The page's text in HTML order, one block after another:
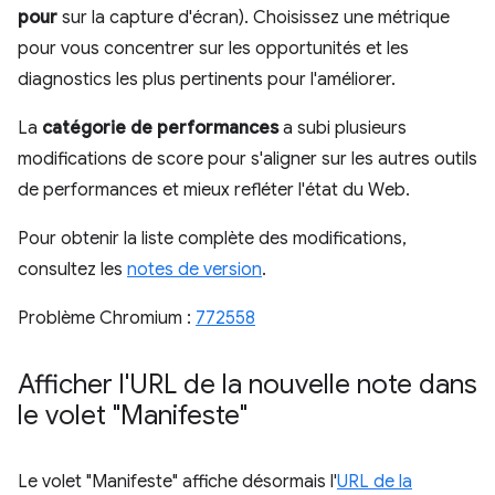
pour sur la capture d'écran). Choisissez une métrique
pour vous concentrer sur les opportunités et les
diagnostics les plus pertinents pour l'améliorer.
La catégorie de performancesa subi plusieurs
modifications de score pour s'aligner sur les autres outils
de performances et mieux refléter l'état du Web.
Pour obtenir la liste complète des modifications,
consultez les notes de version.
Problème Chromium : 772558
Afficher l'URL de la nouvelle note dans
le volet "Manifeste"
Le volet "Manifeste" affiche désormais l'URL de la